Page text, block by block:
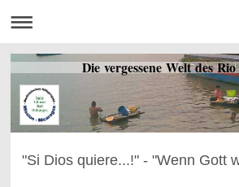
Die vergessene Welt des
"Si Dios quiere...!" - "Wenn Gott